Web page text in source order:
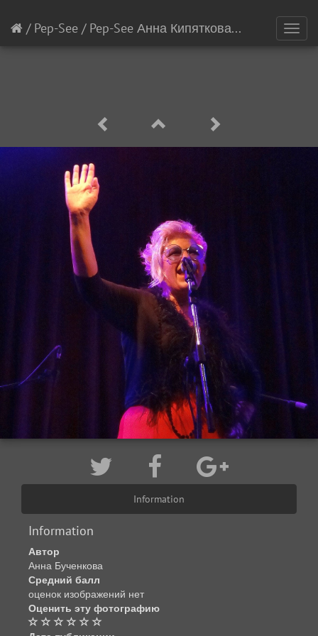
/ Pep-See / Pep-See Анна Кипяткова[3/5]
Information
Information
Автор
Анна Бученкова
Средний балл
оценок изображений нет
Оценить эту фотографию